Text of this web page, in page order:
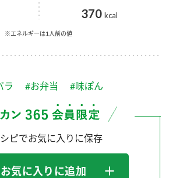
おすしの素
素 米飯用調味液
の歴史
取り組み
initiative
ミツカンミュージアム）
370 kcal
※エネルギーは1人前の値
ラ #お弁当 #味ぽん
ピでお気に入りに保存
お気に入りに追加